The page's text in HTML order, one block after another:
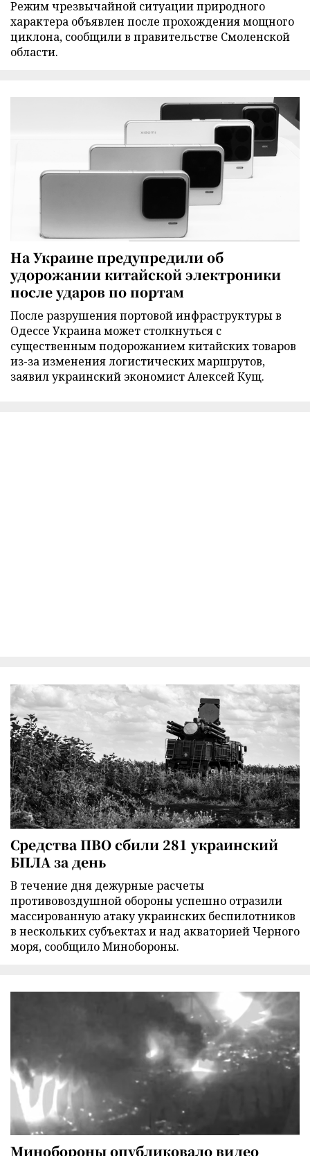
Режим чрезвычайной ситуации природного
характера объявлен после прохождения мощного
циклона, сообщили в правительстве Смоленской
области.
На Украине предупредили об
удорожании китайской электроники
после ударов по портам
После разрушения портовой инфраструктуры в
Одессе Украина может столкнуться с
существенным подорожанием китайских товаров
из-за изменения логистических маршрутов,
заявил украинский экономист Алексей Кущ.
Средства ПВО сбили 281 украинский
БПЛА за день
В течение дня дежурные расчеты
противовоздушной обороны успешно отразили
массированную атаку украинских беспилотников
в нескольких субъектах и над акваторией Черного
моря, сообщило Минобороны.
Минобороны опубликовало видео